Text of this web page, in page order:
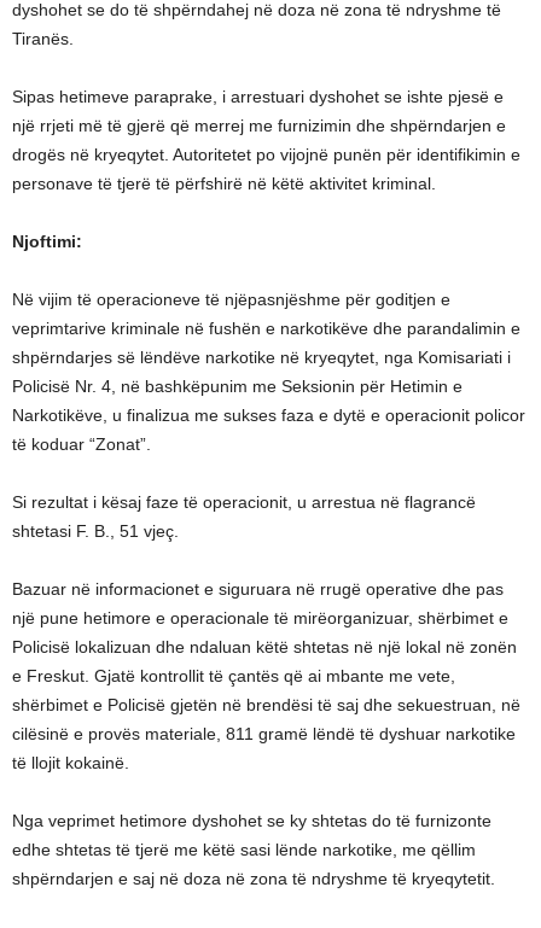
dyshohet se do të shpërndahej në doza në zona të ndryshme të
Tiranës.
Sipas hetimeve paraprake, i arrestuari dyshohet se ishte pjesë e
një rrjeti më të gjerë që merrej me furnizimin dhe shpërndarjen e
drogës në kryeqytet. Autoritetet po vijojnë punën për identifikimin e
personave të tjerë të përfshirë në këtë aktivitet kriminal.
Njoftimi:
Në vijim të operacioneve të njëpasnjëshme për goditjen e
veprimtarive kriminale në fushën e narkotikëve dhe parandalimin e
shpërndarjes së lëndëve narkotike në kryeqytet, nga Komisariati i
Policisë Nr. 4, në bashkëpunim me Seksionin për Hetimin e
Narkotikëve, u finalizua me sukses faza e dytë e operacionit policor
të koduar “Zonat”.
Si rezultat i kësaj faze të operacionit, u arrestua në flagrancë
shtetasi F. B., 51 vjeç.
Bazuar në informacionet e siguruara në rrugë operative dhe pas
një pune hetimore e operacionale të mirëorganizuar, shërbimet e
Policisë lokalizuan dhe ndaluan këtë shtetas në një lokal në zonën
e Freskut. Gjatë kontrollit të çantës që ai mbante me vete,
shërbimet e Policisë gjetën në brendësi të saj dhe sekuestruan, në
cilësinë e provës materiale, 811 gramë lëndë të dyshuar narkotike
të llojit kokainë.
Nga veprimet hetimore dyshohet se ky shtetas do të furnizonte
edhe shtetas të tjerë me këtë sasi lënde narkotike, me qëllim
shpërndarjen e saj në doza në zona të ndryshme të kryeqytetit.